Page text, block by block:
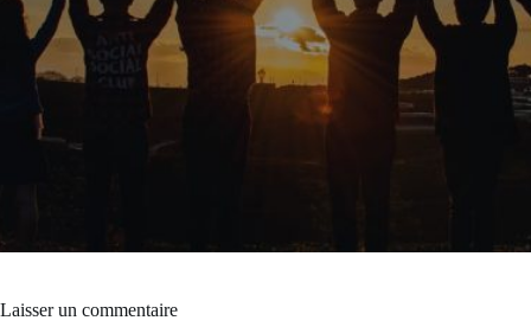
Laisser un commentaire